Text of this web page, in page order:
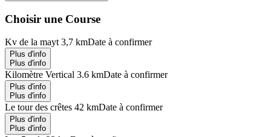
Choisir une Course
Kv de la mayt 3,7 kmDate à confirmer
Plus d'info
Plus d'info
Kilomètre Vertical 3.6 kmDate à confirmer
Plus d'info
Plus d'info
Le tour des crêtes 42 kmDate à confirmer
Plus d'info
Plus d'info